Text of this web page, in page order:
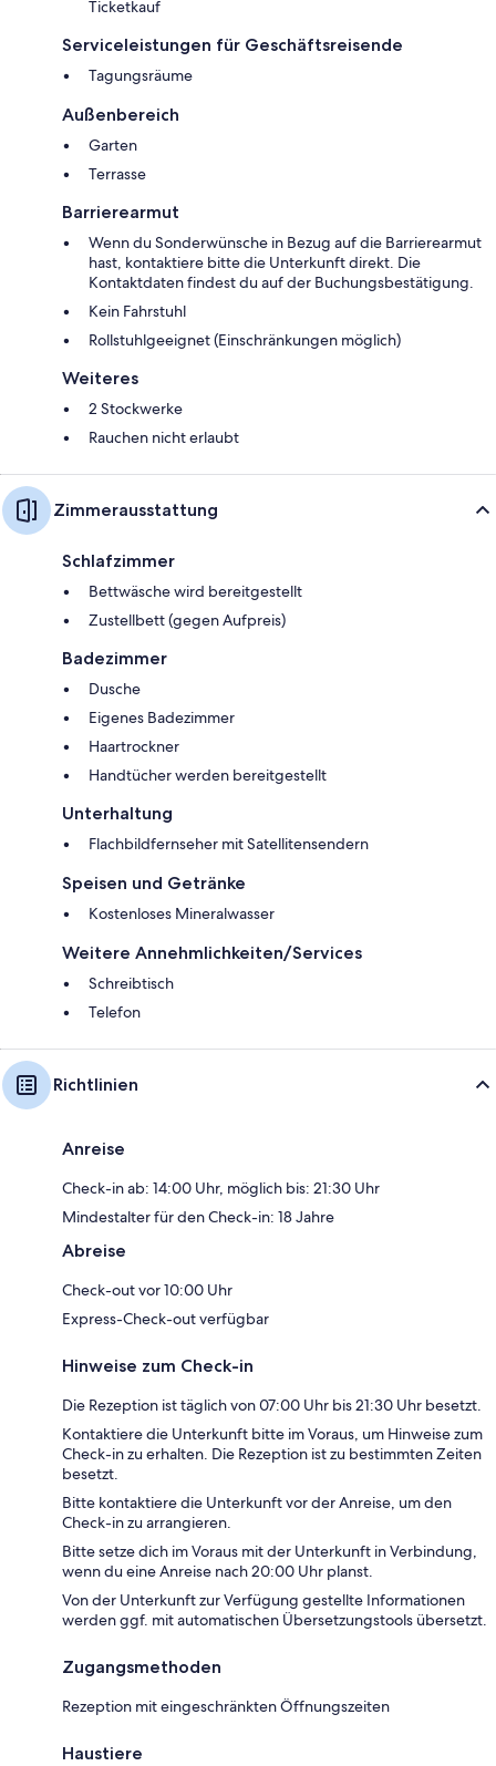
Ticketkauf
Serviceleistungen für Geschäftsreisende
Tagungsräume
Außenbereich
Garten
Terrasse
Barrierearmut
Wenn du Sonderwünsche in Bezug auf die Barrierearmut
hast, kontaktiere bitte die Unterkunft direkt. Die
Kontaktdaten findest du auf der Buchungsbestätigung.
Kein Fahrstuhl
Rollstuhlgeeignet (Einschränkungen möglich)
Weiteres
2 Stockwerke
Rauchen nicht erlaubt
Zimmerausstattung
Schlafzimmer
Bettwäsche wird bereitgestellt
Zustellbett (gegen Aufpreis)
Badezimmer
Dusche
Eigenes Badezimmer
Haartrockner
Handtücher werden bereitgestellt
Unterhaltung
Flachbildfernseher mit Satellitensendern
Speisen und Getränke
Kostenloses Mineralwasser
Weitere Annehmlichkeiten/Services
Schreibtisch
Telefon
Richtlinien
Anreise
Check-in ab: 14:00 Uhr, möglich bis: 21:30 Uhr
Mindestalter für den Check-in: 18 Jahre
Abreise
Check-out vor 10:00 Uhr
Express-Check-out verfügbar
Hinweise zum Check-in
Die Rezeption ist täglich von 07:00 Uhr bis 21:30 Uhr besetzt.
Kontaktiere die Unterkunft bitte im Voraus, um Hinweise zum
Check-in zu erhalten. Die Rezeption ist zu bestimmten Zeiten
besetzt.
Bitte kontaktiere die Unterkunft vor der Anreise, um den
Check-in zu arrangieren.
Bitte setze dich im Voraus mit der Unterkunft in Verbindung,
wenn du eine Anreise nach 20:00 Uhr planst.
Von der Unterkunft zur Verfügung gestellte Informationen
werden ggf. mit automatischen Übersetzungstools übersetzt.
Zugangsmethoden
Rezeption mit eingeschränkten Öffnungszeiten
Haustiere